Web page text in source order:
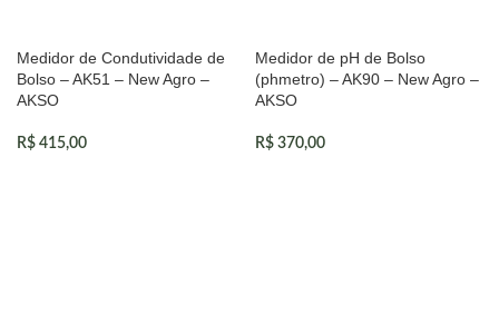
Medidor de Condutividade de
Bolso – AK51 – New Agro –
AKSO
R$ 415,00
Medidor de pH de Bolso
(phmetro) – AK90 – New Agro –
AKSO
R$ 370,00